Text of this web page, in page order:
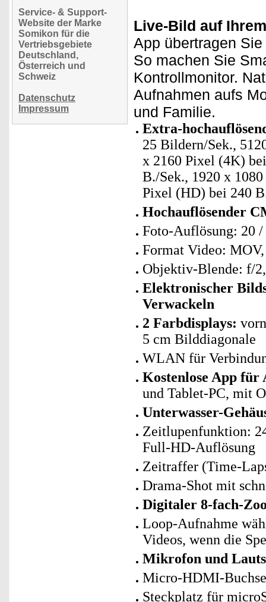
Service- & Support-
Website der Marke
Somikon für die
Vertriebsgebiete
Deutschland,
Österreich und
Schweiz
Datenschutz
Impressum
Live-Bild auf
App übertragen
So machen Sie
Kontrollmonitor.
Aufnahmen aufs
und Familie.
Extra-
25 Bildern/Sek.,
x 2160 Pixel (4K)
B./Sek., 1920 x
Pixel (HD) bei 240
Hochauflösender
Foto-Auflösung: 20
Format Video:
Objektiv-Blende: f/
Elektronischer
Verwackeln
2 Farbdisplays:
5 cm Bilddiagonale
WLAN für
Kostenlose App
und Tablet-PC, mit
Unterwasser-
Zeitlupenfunktion:
Full-HD-Auflösung
Zeitraffer (Time-
Drama-Shot mit
Digitaler 8-fach-
Loop-Aufnahme
Videos, wenn die
Mikrofon und
Micro-HDMI-
Steckplatz für